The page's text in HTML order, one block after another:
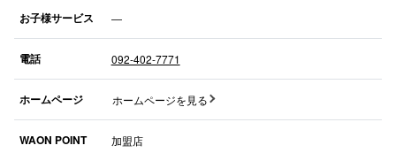
お子様サービス ―
電話 092-402-7771
ホームページ ホームページを見る
WAON POINT 加盟店